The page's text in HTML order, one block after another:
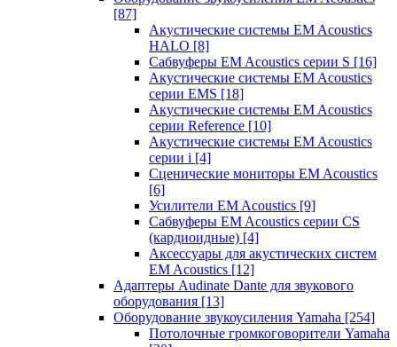
[87]
Акустические системы EM Acoustics
HALO [8]
Сабвуферы EM Acoustics серии S [16]
Акустические системы EM Acoustics
серии EMS [18]
Акустические системы EM Acoustics
серии Reference [10]
Акустические системы EM Acoustics
серии i [4]
Сценические мониторы EM Acoustics
[6]
Усилители EM Acoustics [9]
Сабвуферы EM Acoustics серии CS
(кардиоидные) [4]
Аксессуары для акустических систем
EM Acoustics [12]
Адаптеры Audinate Dante для звукового
оборудования [13]
Оборудование звукоусиления Yamaha [254]
Потолочные громкоговорители Yamaha